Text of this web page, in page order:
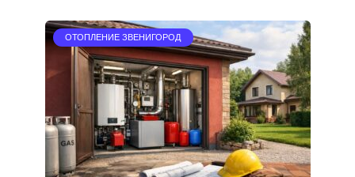
ОТОПЛЕНИЕ ЗВЕНИГОРОД